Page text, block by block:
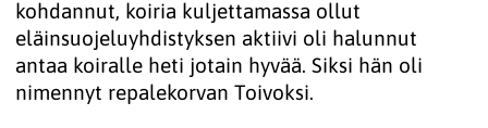
kohdannut, koiria kuljettamassa ollut
eläinsuojeluyhdistyksen aktiivi oli halunnut
antaa koiralle heti jotain hyvää. Siksi hän oli
nimennyt repalekorvan Toivoksi.